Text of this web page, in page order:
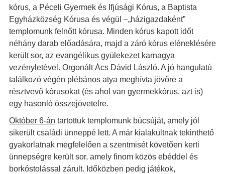
kórus, a Péceli Gyermek és Ifjúsági Kórus, a Baptista
Egyházközség Kórusa és végül –„házigazdaként”
templomunk felnőtt kórusa. Minden kórus kapott időt
néhány darab előadására, majd a záró kórus eléneklésére
került sor, az evangélikus gyülekezet karnagya
vezényletével. Orgonált Ács Dávid László. A jó hangulatú
találkozó végén plébános atya meghívta jövőre a
résztvevő kórusokat (és ahol van gyermekkórus, azt is)
egy hasonló összejövetelre.
Október 6-án tartottuk templomunk búcsúját, amely jól
sikerült családi ünneppé lett. A már kialakultnak tekinthető
gyakorlatnak megfelelően a szentmisét követően kerti
ünnepségre került sor, amely finom közös ebéddel és
borkóstolással zárult. Időközben pedig játékok,